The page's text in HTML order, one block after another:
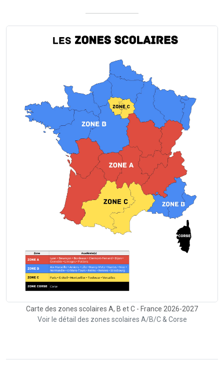
Carte des zones scolaires A, B et C - France 2026-2027
Voir le détail des zones scolaires A/B/C & Corse